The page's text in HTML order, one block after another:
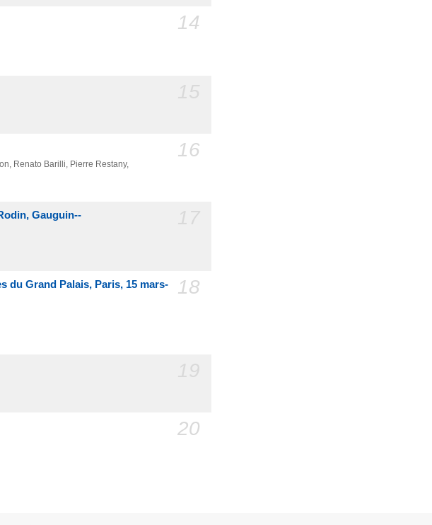
14
16
Renato Barilli, Pierre Restany,
Gauguin--
18
du Grand Palais, Paris, 15 mars-
20